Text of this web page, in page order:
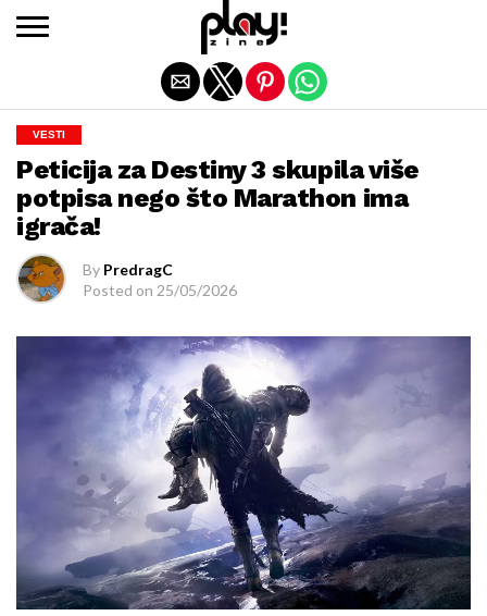
VESTI
Peticija za Destiny 3 skupila više
potpisa nego što Marathon ima
igrača!
By PredragC
Posted on 25/05/2026
Exit mobile version